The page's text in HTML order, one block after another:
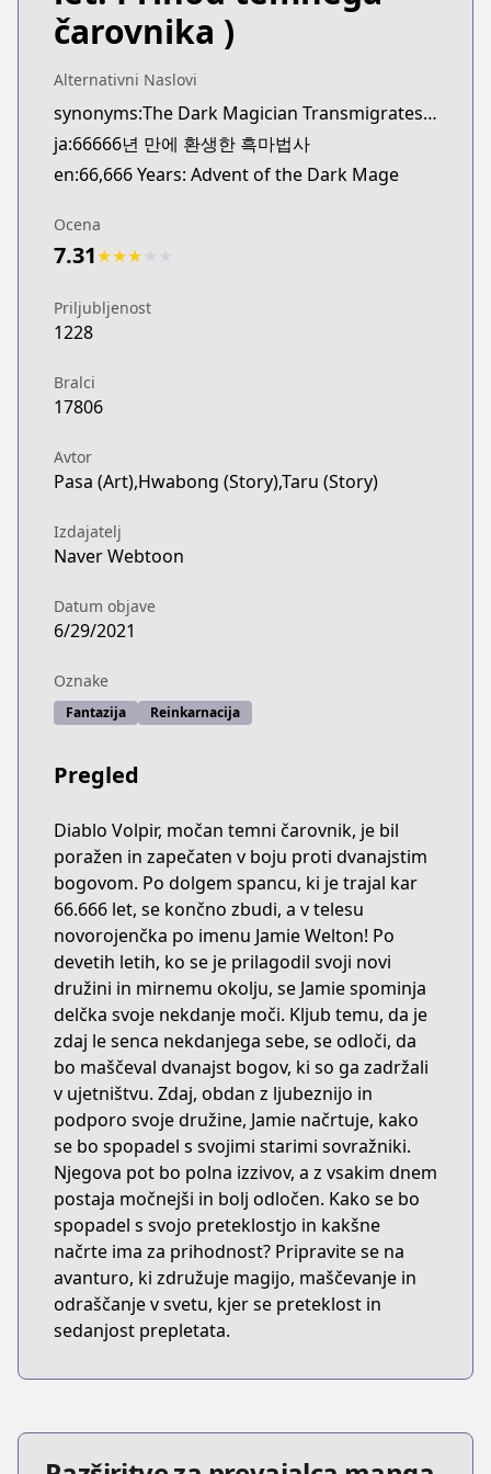
https://www.webtoons.com/th/fantasy/66666-
Webtoons
https://www.webtoons.com/en/fantasy/66666-
Naver Series
Naver Series
Naver Webtoon
Naver Webtoon
čarovnika )
Alternativni Naslovi
synonyms:The Dark Magician Transmigrates After 66666 Years,Black Mage Reborn After 66666 Years,66666-nyeon Man-e Hwangsaenghan Heukmabeopsa
ja:66666년 만에 환생한 흑마법사
en:66,666 Years: Advent of the Dark Mage
Ocena
7.31★★★
Priljubljenost
1228
Bralci
17806
Avtor
Pasa (Art),Hwabong (Story),Taru (Story)
Izdajatelj
Naver Webtoon
Datum objave
6/29/2021
Oznake
Fantazija Reinkarnacija
Pregled
Diablo Volpir, močan temni čarovnik, je bil
poražen in zapečaten v boju proti dvanajstim
bogovom. Po dolgem spancu, ki je trajal kar
66.666 let, se končno zbudi, a v telesu
novorojenčka po imenu Jamie Welton! Po
devetih letih, ko se je prilagodil svoji novi
družini in mirnemu okolju, se Jamie spominja
delčka svoje nekdanje moči. Kljub temu, da je
zdaj le senca nekdanjega sebe, se odloči, da
bo maščeval dvanajst bogov, ki so ga zadržali
v ujetništvu. Zdaj, obdan z ljubeznijo in
podporo svoje družine, Jamie načrtuje, kako
se bo spopadel s svojimi starimi sovražniki.
Njegova pot bo polna izzivov, a z vsakim dnem
postaja močnejši in bolj odločen. Kako se bo
spopadel s svojo preteklostjo in kakšne
načrte ima za prihodnost? Pripravite se na
avanturo, ki združuje magijo, maščevanje in
odraščanje v svetu, kjer se preteklost in
sedanjost prepletata.